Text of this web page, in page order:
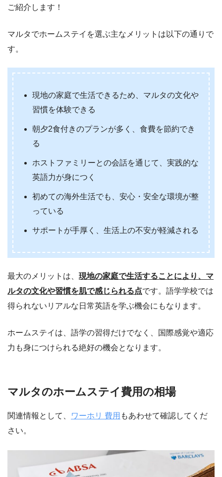
ご紹介します！
マルタでホームステイを選ぶ主なメリットは以下の通りで
す。
現地の家庭で生活できるため、マルタの文化や
習慣を体験できる
朝夕2食付きのプランが多く、食費を節約でき
る
ホストファミリーとの会話を通じて、実践的な
英語力が身につく
初めての海外生活でも、安心・安全な環境が整
っている
サポートが手厚く、生活上の不安が軽減される
最大のメリットは、 現地の家庭で生活することにより、マ
ルタの文化や習慣を肌で感じられる点です。語学学校では
得られないリアルな日常英語を学ぶ機会にもなります。
ホームステイは、語学の習得だけでなく、国際感覚や適応
力も身につけられる絶好の機会となります。
マルタのホームステイ費用の相場
関連情報として、 ワーホリ 費用 もあわせて確認してくだ
さい。